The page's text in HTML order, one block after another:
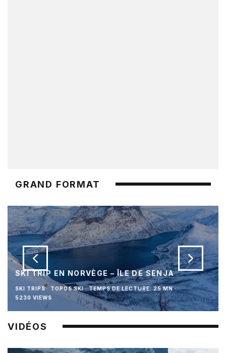
GRAND FORMAT
SKI TRIP EN NORVÈGE – ÎLE DE SENJA
SKI TRIPS TOPOS SKI · TEMPS DE LECTURE: 25 MN ·
5230 VIEWS
VIDÉOS